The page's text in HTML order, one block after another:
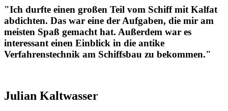
"Ich durfte einen großen Teil vom Schiff mit Kalfat
abdichten. Das war eine der Aufgaben, die mir am
meisten Spaß gemacht hat. Außerdem war es
interessant einen Einblick in die antike
Verfahrenstechnik am Schiffsbau zu bekommen."
Julian Kaltwasser